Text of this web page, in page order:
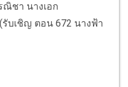
ณิชา นางเอก
รับเชิญ ตอน 672 นางฟ้า